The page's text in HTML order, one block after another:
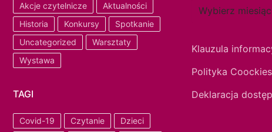
Akcje czytelnicze
Aktualności
Historia
Konkursy
Spotkanie
Uncategorized
Warsztaty
Wystawa
TAGI
Covid-19 Czytanie Dzieci
Klauzula
Polityka Coockies
Deklaracja